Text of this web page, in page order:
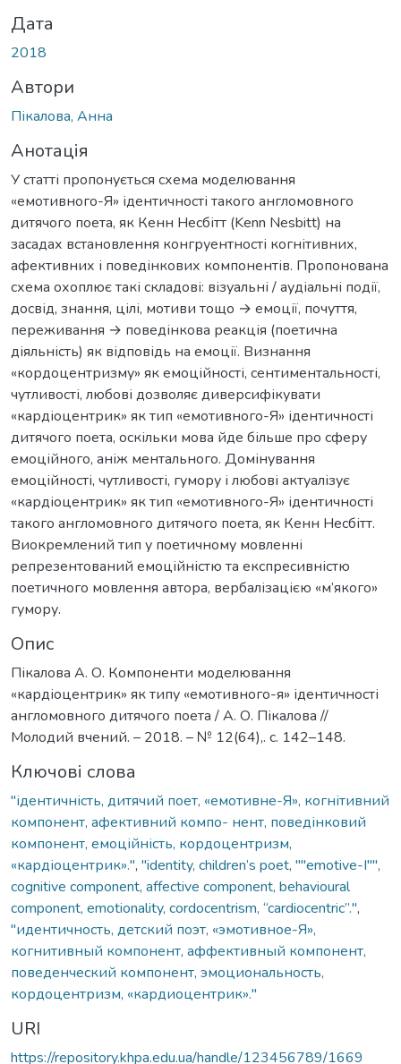
Дата
2018
Автори
Пікалова, Анна
Анотація
У статті пропонується схема моделювання
«емотивного-Я» ідентичності такого англомовного
дитячого поета, як Кенн Несбітт (Kenn Nesbitt) на
засадах встановлення конгруентності когнітивних,
афективних і поведінкових компонентів. Пропонована
схема охоплює такі складові: візуальні / аудіальні події,
досвід, знання, цілі, мотиви тощо → емоції, почуття,
переживання → поведінкова реакція (поетична
діяльність) як відповідь на емоції. Визнання
«кордоцентризму» як емоційності, сентиментальності,
чутливості, любові дозволяє диверсифікувати
«кардіоцентрик» як тип «емотивного-Я» ідентичності
дитячого поета, оскільки мова йде більше про сферу
емоційного, аніж ментального. Домінування
емоційності, чутливості, гумору і любові актуалізує
«кардіоцентрик» як тип «емотивного-Я» ідентичності
такого англомовного дитячого поета, як Кенн Несбітт.
Виокремлений тип у поетичному мовленні
репрезентований емоційністю та експресивністю
поетичного мовлення автора, вербалізацією «м’якого»
гумору.
Опис
Пікалова А. О. Компоненти моделювання
«кардіоцентрик» як типу «емотивного-я» ідентичності
англомовного дитячого поета / А. О. Пікалова //
Молодий вчений. – 2018. – № 12(64),. с. 142–148.
Ключові слова
"ідентичність, дитячий поет, «емотивне-Я», когнітивний
компонент, афективний компо- нент, поведінковий
компонент, емоційність, кордоцентризм,
«кардіоцентрик».", "identity, children’s poet, ""emotive-I"",
cognitive component, affective component, behavioural
component, emotionality, cordocentrism, “cardiocentric”.",
"идентичность, детский поэт, «эмотивное-Я»,
когнитивный компонент, аффективный компонент,
поведенческий компонент, эмоциональность,
кордоцентризм, «кардиоцентрик»."
URI
https://repository.khpa.edu.ua/handle/123456789/1669